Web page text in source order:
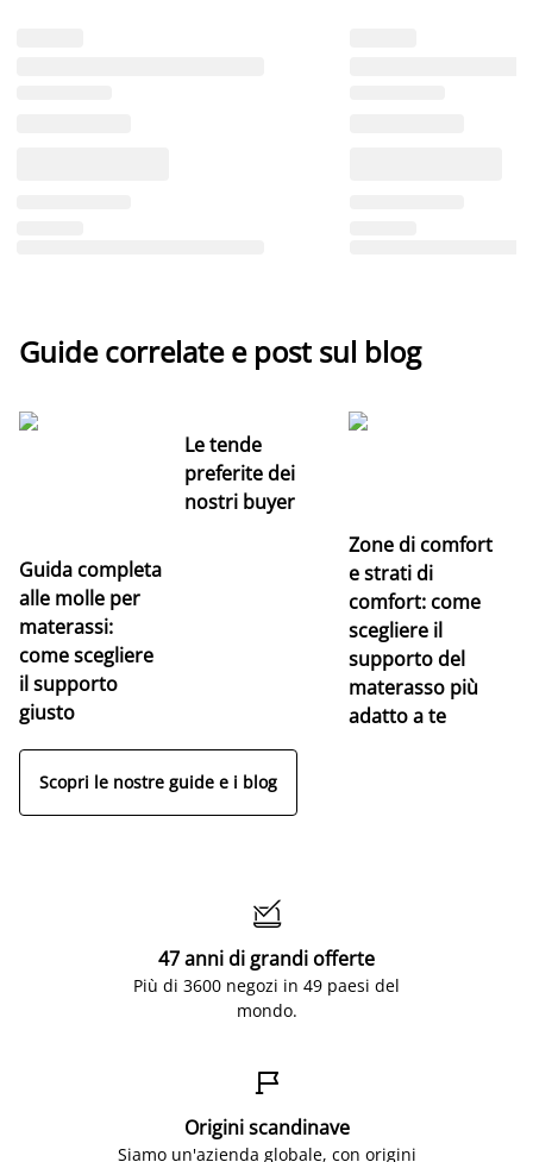
Guide correlate e post sul blog
Guida completa
alle molle per
materassi:
come scegliere
il supporto
giusto
Le tende
preferite dei
nostri buyer
Zone di comfort
e strati di
comfort: come
scegliere il
supporto del
materasso più
adatto a te
Scopri le nostre guide e i blog

47 anni di grandi offerte
Più di 3600 negozi in 49 paesi del
mondo.

Origini scandinave
Siamo un'azienda globale, con origini